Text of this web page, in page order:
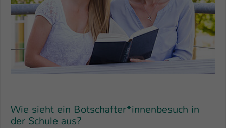
Wie sieht ein Botschafter*innenbesuch in
der Schule aus?
Zweck
Einstellungen. Unter anderem eine zufällig
generierte ID, für die historische
Speicherung Ihrer vorgenommen
Einstellungen, falls der Webseiten-
Betreiber dies eingestellt hat.
Laufzeit 1 Woche